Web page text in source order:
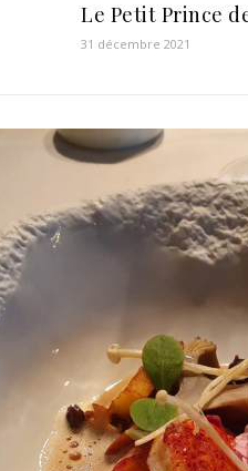
Le Petit Prince
31 décembre 2021